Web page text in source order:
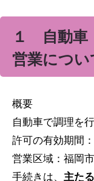
１ 自動車
営業につい
概要
自動車で調理を
許可の有効期間
営業区域：福岡
手続きは、 主た